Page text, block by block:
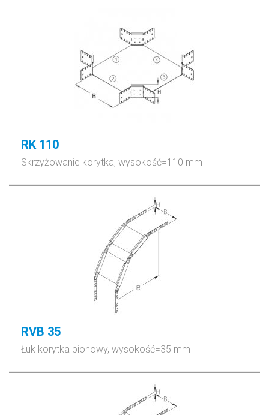
RK 110
Skrzyżowanie korytka, wysokość=110 mm
RVB 35
Łuk korytka pionowy, wysokość=35 mm